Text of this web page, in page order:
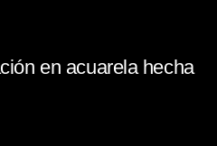
en acuarela hecha